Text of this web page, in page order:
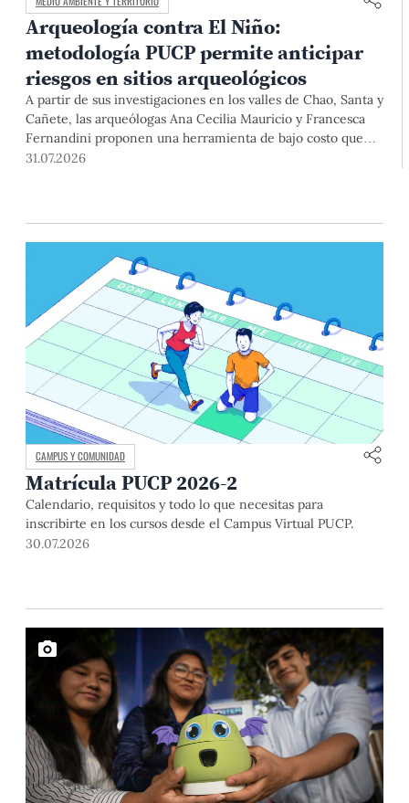
Arqueología contra El Niño:
metodología PUCP permite anticipar
riesgos en sitios arqueológicos
A partir de sus investigaciones en los valles de Chao, Santa y
Cañete, las arqueólogas Ana Cecilia Mauricio y Francesca
Fernandini proponen una herramienta de bajo costo que
combina datos abiertos, mapas, sistemas de información
31.07.2026
CAMPUS Y COMUNIDAD
Matrícula PUCP 2026-2
Calendario, requisitos y todo lo que necesitas para
inscribirte en los cursos desde el Campus Virtual PUCP.
30.07.2026